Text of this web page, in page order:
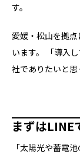
す。
愛媛・松山を拠
います。 「導入
社でありたいと思
まずはLINE
「太陽光や蓄電